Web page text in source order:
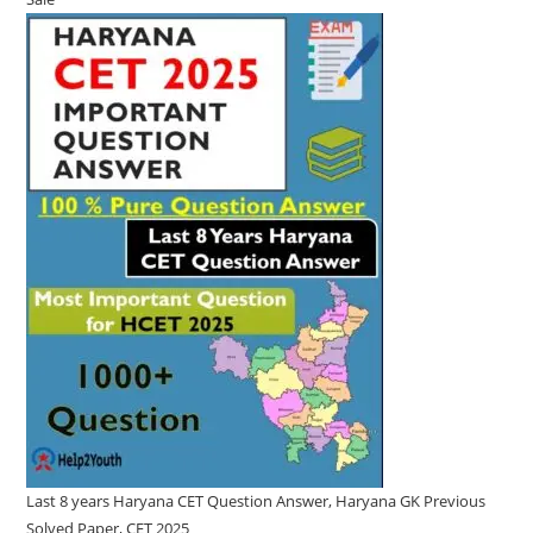
on
sale
Last 8 years Haryana CET Question Answer, Haryana GK Previous
Solved Paper, CET 2025